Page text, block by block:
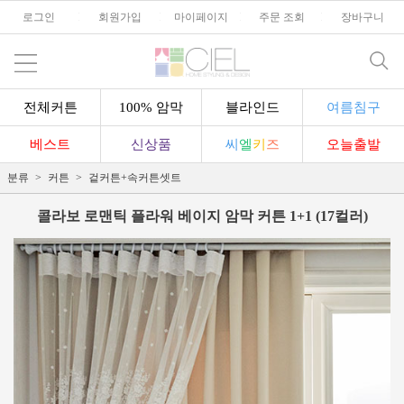
로그인 회원가입 마이페이지 주문 조회 장바구니
전체커튼 100% 암막 블라인드 여름침구
베스트 신상품 씨 엘키 즈 오늘출발
분류 커튼 겉커튼+속커튼셋트
콜라보 로맨틱 플라워 베이지 암막 커튼 1+1 (17컬러)